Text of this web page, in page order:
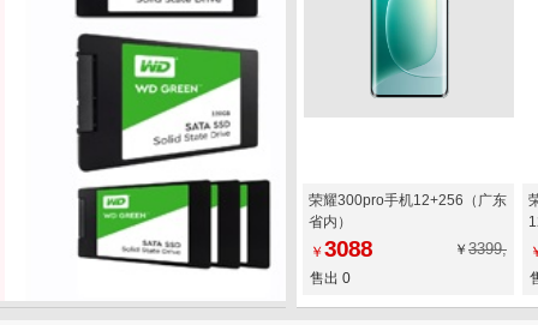
荣耀300pro手机12+256（广东
省内）
￥ 3088 ￥ 3399,
售出 0